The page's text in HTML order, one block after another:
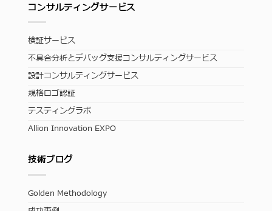
コンサルティングサービス
検証サービス
不具合分析とデバッグ支援コンサルティングサービス
設計コンサルティングサービス
規格ロゴ認証
テスティングラボ
Allion Innovation EXPO
技術ブログ
Golden Methodology